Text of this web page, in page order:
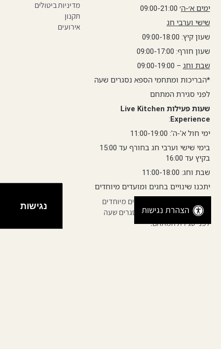
ימים א׳-ה׳ 09:00-21:00
שישי וערבי חג
שעון קיץ: 09:00-18:00
שעון חורף: 09:00-17:00
שבת וחג – 09:00-19:00
*הבריכות ומתחמי הספא נסגרים שעה
לפני סגירת המתחם
שעות פעילות Live Kitchen
Experience
:
ימי חול א'-ה': 11:00-19:00
בימי שישי וערבי חג בחורף עד 15:00
בקיץ עד 16:00
שבת וחג: 11:00-18:00
יתכנו שינויים בחגים ומועדים מיוחדים
יתכנו שינויים בחגים ומועדים מיוחדים
הבריכות ומתחמי הספא נסגרים שעה
לפני סגירת המתחם.
מדיניות ביטולים
תקנון
אירועים
הצהרת נגישות נגישות